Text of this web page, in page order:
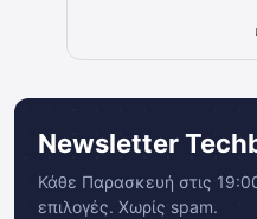
Newsletter
Κάθε Παρασκευή στις
επιλογές. Χωρίς spam.